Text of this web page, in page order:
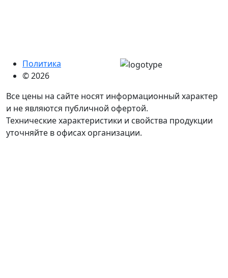
Политика
© 2026
Все цены на сайте носят информационный характер
и не являются публичной офертой.
Технические характеристики и свойства продукции
уточняйте в офисах организации.